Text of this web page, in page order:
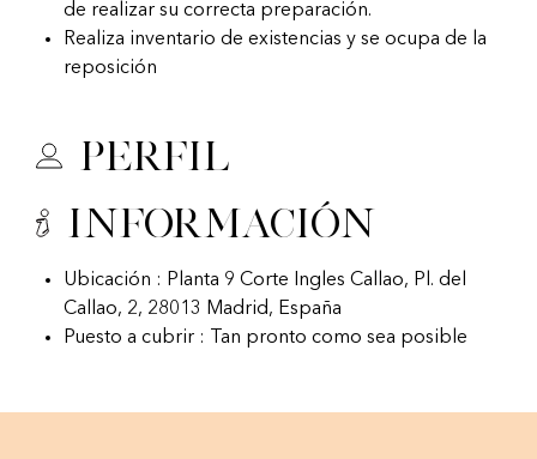
de realizar su correcta preparación.
Realiza inventario de existencias y se ocupa de la
reposición
Perfil
Información
Ubicación : Planta 9 Corte Ingles Callao, Pl. del
Callao, 2, 28013 Madrid, España
Puesto a cubrir : Tan pronto como sea posible